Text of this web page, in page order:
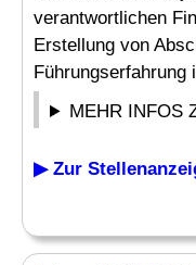
verantwortlichen
Erstellung von
Führungserfahrung
MEHR INFOS
▶ Zur